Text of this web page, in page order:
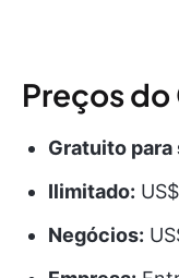
Preços
Gratuito para
Ilimitado:
Negócios: